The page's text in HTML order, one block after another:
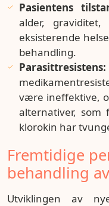
Pasientens
alder, graviditet,
eksisterende
behandling.
Parasittresistens:
være ineffektive,
alternativer, som
klorokin har
Fremtidige
behandling
Utviklingen av